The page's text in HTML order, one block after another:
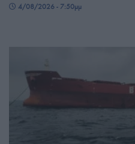
4/08/2026 - 7:50μμ